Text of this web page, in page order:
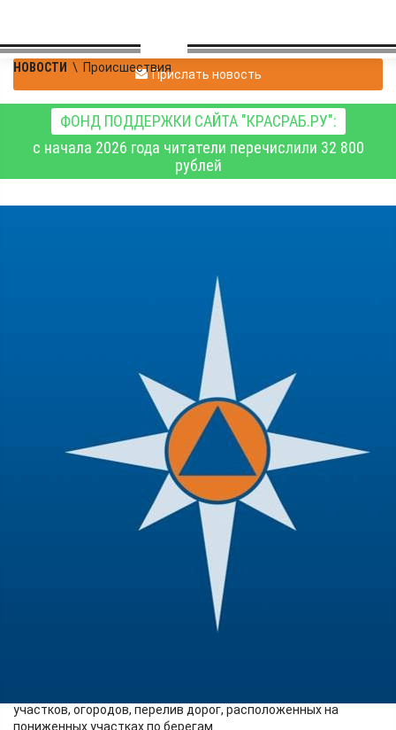
НОВОСТИ \ ПроисшествияПрислать новость
ФОНД ПОДДЕРЖКИ САЙТА "КРАСРАБ.РУ":
с начала 2026 года читатели перечислили 32 800
рублей
паводковой ситуции в
Красноярском крае 13
участков, огородов, перелив дорог, расположенных на
пониженных участках по берегам.